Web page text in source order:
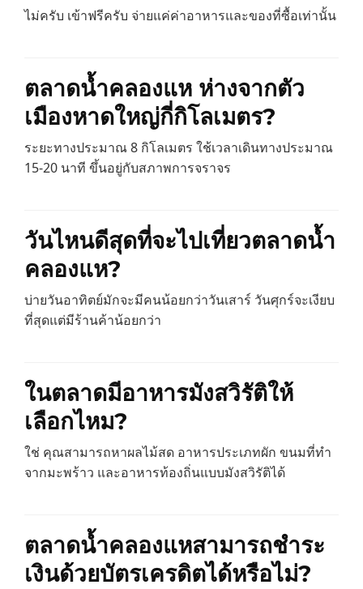
ไม่ครับ เข้าฟรีครับ จ่ายแค่ค่าอาหารและของที่ซื้อเท่านั้น
ตลาดน้ำคลองแห ห่างจากตัว
เมืองหาดใหญ่กี่กิโลเมตร?
ระยะทางประมาณ 8 กิโลเมตร ใช้เวลาเดินทางประมาณ
15-20 นาที ขึ้นอยู่กับสภาพการจราจร
วันไหนดีสุดที่จะไปเที่ยวตลาดน้ำ
คลองแห?
บ่ายวันอาทิตย์มักจะมีคนน้อยกว่าวันเสาร์ วันศุกร์จะเงียบ
ที่สุดแต่มีร้านค้าน้อยกว่า
ในตลาดมีอาหารมังสวิรัติให้
เลือกไหม?
ใช่ คุณสามารถหาผลไม้สด อาหารประเภทผัก ขนมที่ทำ
จากมะพร้าว และอาหารท้องถิ่นแบบมังสวิรัติได้
ตลาดน้ำคลองแหสามารถชำระ
เงินด้วยบัตรเครดิตได้หรือไม่?